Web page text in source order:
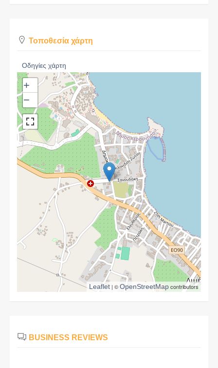
Τοποθεσία χάρτη
Οδηγίες χάρτη
+
−
Leaflet | ©OpenStreetMapcontributors
BUSINESS REVIEWS